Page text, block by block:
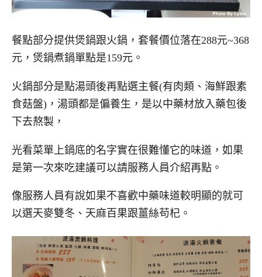
餐點部分提供煲鍋跟火鍋，套餐價位落在288元~368
元，煲鍋煮鍋單點是159元。
火鍋部分是點湯頭後再點選主餐(有肉類、海鮮跟素
食菇盤)，湯頭都是偏養生，是以中藥材放入藥包後
下去熬製，
光看菜單上鍋底的名字實在很難懂它的味道，如果
是第一次來吃建議可以請服務人員介紹再點。
像服務人員有說如果不喜歡中藥味道較明顯的就可
以選天麥雙冬、天麻百果跟薑絲苟杞。